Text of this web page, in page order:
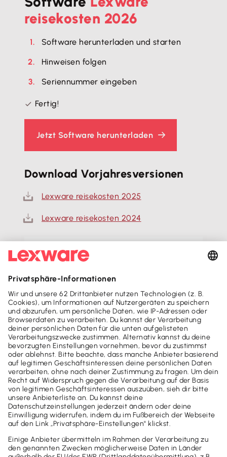
reisekosten 2026
Software herunterladen und starten
Hinweisen folgen
Seriennummer eingeben
Fertig!
Jetzt Software herunterladen
Download Vorjahresversionen
Lexware reisekosten 2025
Lexware reisekosten 2024
Wo finde ich meine
ZurInstallationsanleitung
Mach's dir leicht und gib deinem Business den
entscheidenden Push - mit unseren Software-Lösungen für
Buchhaltung, Steuer & Finanzen.